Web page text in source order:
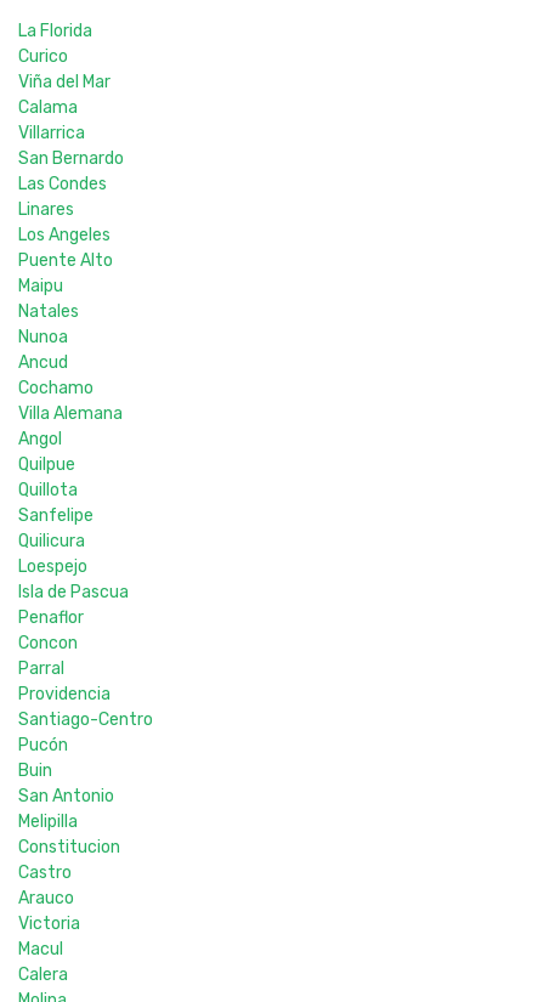
La Florida
Curico
Viña del Mar
Calama
Villarrica
San Bernardo
Las Condes
Linares
Los Angeles
Puente Alto
Maipu
Natales
Nunoa
Ancud
Cochamo
Villa Alemana
Angol
Quilpue
Quillota
Sanfelipe
Quilicura
Loespejo
Isla de Pascua
Penaflor
Concon
Parral
Providencia
Santiago-Centro
Pucón
Buin
San Antonio
Melipilla
Constitucion
Castro
Arauco
Victoria
Macul
Calera